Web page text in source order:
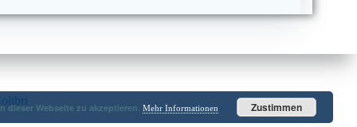
dieser Webseite zu akzeptieren. Mehr Informationen Zustimmen